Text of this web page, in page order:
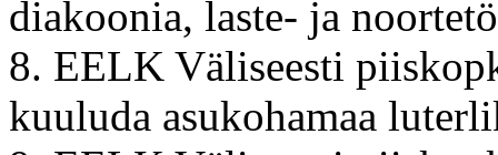
diakoonia, laste- ja
8. EELK Väliseesti
kuuluda asukohamaa